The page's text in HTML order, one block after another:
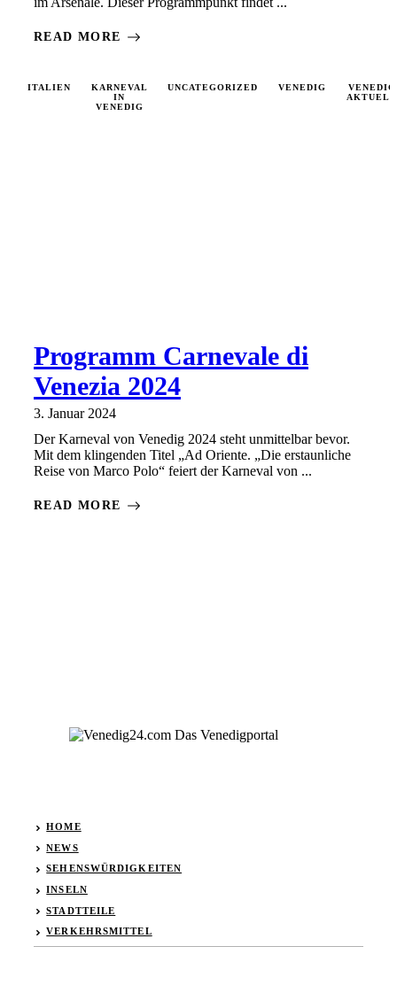
READ MORE
ITALIEN
KARNEVAL
IN
VENEDIG
UNCATEGORIZED VENEDIG
VENEDIG
AKTUELL
Programm Carnevale di
Venezia 2024
3. Januar 2024
Der Karneval von Venedig 2024 steht unmittelbar bevor.
Mit dem klingenden Titel „Ad Oriente. „Die erstaunliche
Reise von Marco Polo“ feiert der Karneval von ...
READ MORE
HOME
NEWS
SEHENSWÜRDIGKEITEN
INSELN
STADTTEILE
VERKEHRSMITTEL